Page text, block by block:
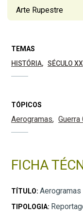
Arte Rupestre
TEMAS
HISTÓRIA
SÉCULO XX
TÓPICOS
Aerogramas Guerra
FICHA
TÍTULO: Aerogramas
TIPOLOGIA: